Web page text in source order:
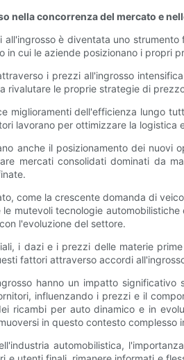
nella concorrenza del mercato e
all'ingrosso è diventata uno
in cui le aziende posizionano i propri
i prezzi all'ingrosso
rivalutare le proprie strategie di
miglioramenti dell'efficienza lungo
lavorano per ottimizzare la
anche il posizionamento dei
mercati consolidati dominati da
come la crescente domanda di
mutevoli tecnologie
l'evoluzione del settore.
i dazi e i prezzi delle materie
fattori attraverso accordi
hanno un impatto
influenzando i prezzi e il
ricambi per auto dinamico e in
in questo contesto
automobilistica,